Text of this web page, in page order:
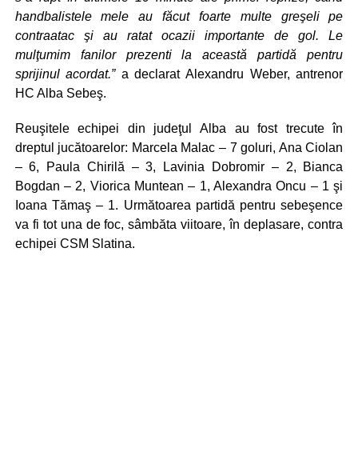
handbalistele mele au făcut foarte multe greşeli pe
contraatac şi au ratat ocazii importante de gol. Le
mulţumim fanilor prezenti la această partidă pentru
sprijinul acordat.” a declarat Alexandru Weber, antrenor
HC Alba Sebeş.
Reuşitele echipei din judeţul Alba au fost trecute în
dreptul jucătoarelor: Marcela Malac – 7 goluri, Ana Ciolan
– 6, Paula Chirilă – 3, Lavinia Dobromir – 2, Bianca
Bogdan – 2, Viorica Muntean – 1, Alexandra Oncu – 1 şi
Ioana Tămaş – 1. Următoarea partidă pentru sebeşence
va fi tot una de foc, sâmbăta viitoare, în deplasare, contra
echipei CSM Slatina.